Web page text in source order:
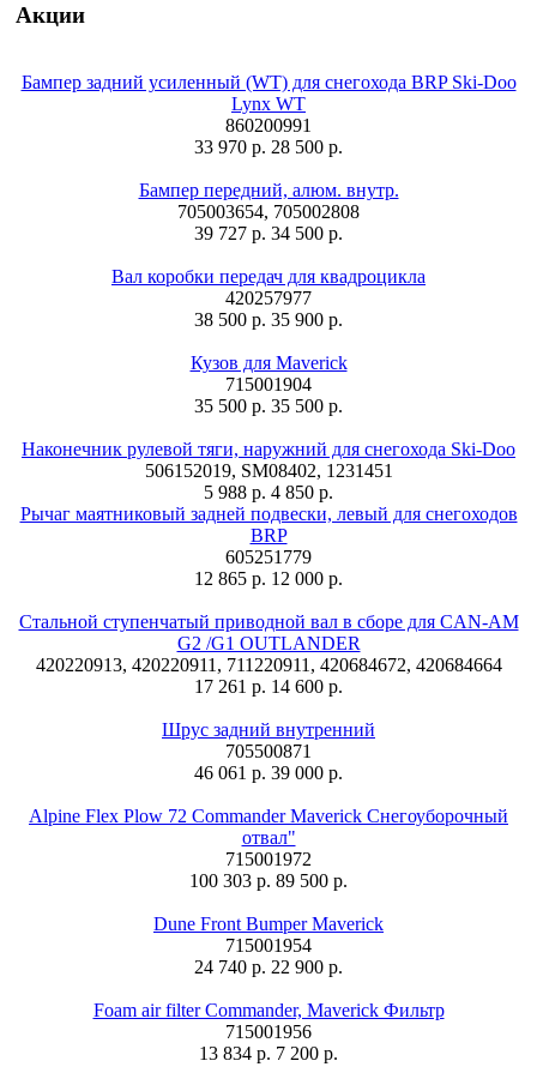
Акции
Бампер задний усиленный (WT) для снегохода BRP Ski-Doo
Lynx WT
860200991
33 970 р. 28 500 р.
Бампер передний, алюм. внутр.
705003654, 705002808
39 727 р. 34 500 р.
Вал коробки передач для квадроцикла
420257977
38 500 р. 35 900 р.
Кузов для Maverick
715001904
35 500 р. 35 500 р.
Наконечник рулевой тяги, наружний для снегохода Ski-Doo
506152019, SM08402, 1231451
5 988 р. 4 850 р.
Рычаг маятниковый задней подвески, левый для снегоходов
BRP
605251779
12 865 р. 12 000 р.
Стальной ступенчатый приводной вал в сборе для CAN-AM
G2 /G1 OUTLANDER
420220913, 420220911, 711220911, 420684672, 420684664
17 261 р. 14 600 р.
Шрус задний внутренний
705500871
46 061 р. 39 000 р.
Alpine Flex Plow 72 Commander Maverick Снегоуборочный
отвал"
715001972
100 303 р. 89 500 р.
Dune Front Bumper Maverick
715001954
24 740 р. 22 900 р.
Foam air filter Commander, Maverick Фильтр
715001956
13 834 р. 7 200 р.